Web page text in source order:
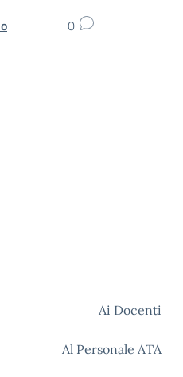
0
Ai Docenti
Al Personale ATA